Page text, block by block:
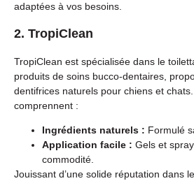
adaptées à vos besoins.
2. TropiClean
TropiClean est spécialisée dans le
produits de soins bucco-dentaires,
dentifrices naturels pour chiens et
comprennent :
Ingrédients naturels : Formulé
Application facile : Gels et
commodité.
Jouissant d’une solide réputation dans